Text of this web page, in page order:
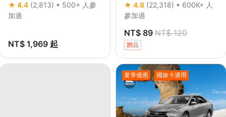
★ 4.4 (2,813) • 500+ 人參
加過
NT$ 1,969 起
★ 4.8 (22,318) • 600K+ 人
參加過
NT$ 89 NT$ 120
贈品
夏季優惠 國旅卡適用